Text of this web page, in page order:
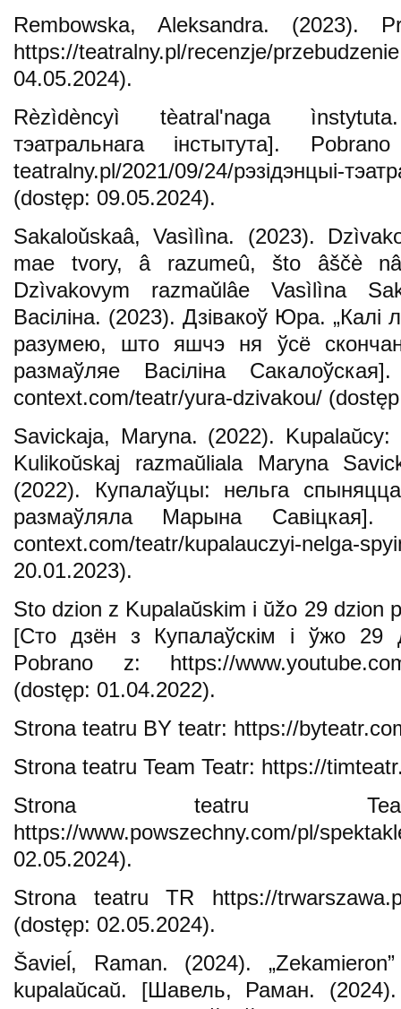
Rembowska, Aleksandra. (2023).
https://teatralny.pl/recenzje/
04.05.2024).
Rèzìdèncyì tèatralʹnaga
тэатральнага інстытута].
teatralny.pl/2021/09/24/рэзідэнцыі-
(dostęp: 09.05.2024).
Sakaloǔskaâ, Vasìlìna. (2023).
mae tvory, â razumeû, što âščè
Dzìvakovym razmaǔlâe Vasìlìna
Васіліна. (2023). Дзівакоў Юра.
разумею, што яшчэ ня ўсё
размаўляе Васіліна
context.com/teatr/yura-dzivakou/
Savickaja, Maryna. (2022).
Kulikoŭskaj razmaŭliala Maryna
(2022). Купалаўцы: нельга
размаўляла Марына
context.com/teatr/kupalauczyi-
20.01.2023).
Sto dzion z Kupalaŭskim i ŭžo 29 dzion
[Сто дзён з Купалаўскім і ўжо 29
Pobrano z: https://
(dostęp: 01.04.2022).
Strona teatru BY teatr: https://
Strona teatru Team Teatr: https://
Strona teatru Teatr
https://www.powszechny.com/pl/
02.05.2024).
Strona teatru TR https://
(dostęp: 02.05.2024).
Šavieĺ, Raman. (2024).
kupalaŭcaŭ. [Шавель, Раман.